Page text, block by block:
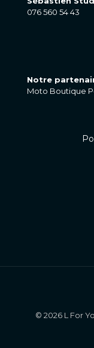
076 560 54 43
Notre
Moto Boutique
© 2026 L For